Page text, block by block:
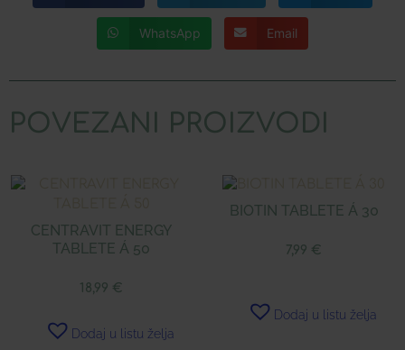
WhatsApp Email
POVEZANI PROIZVODI
CENTRAVIT ENERGY
TABLETE Á 50
18,99 €
Dodaj u listu želja
BIOTIN TABLETE Á 30
7,99 €
Dodaj u listu želja